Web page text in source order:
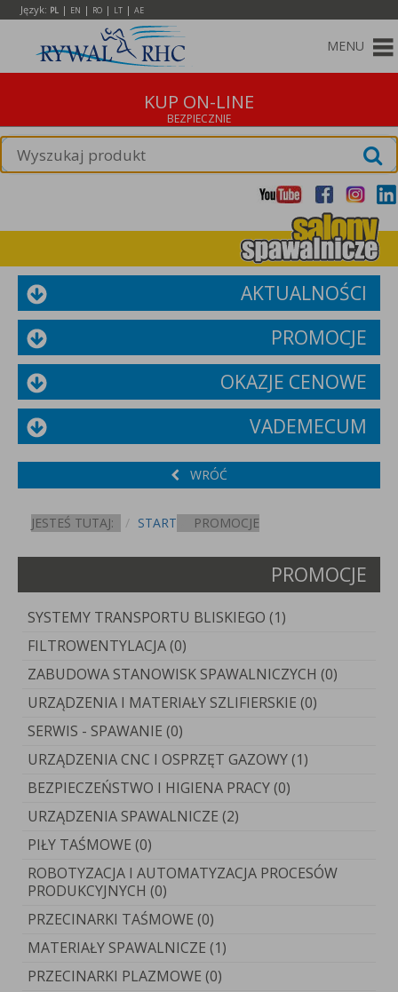
Język: PL | EN | RO | LT | AE
MENU
KUP ON-LINE
AKTUALNOŚCI
PROMOCJE
OKAZJE CENOWE
VADEMECUM
WRÓĆ
JESTEŚ TUTAJ: START PROMOCJE
PROMOCJE
SYSTEMY TRANSPORTU BLISKIEGO (1)
FILTROWENTYLACJA (0)
ZABUDOWA STANOWISK SPAWALNICZYCH (0)
URZĄDZENIA I MATERIAŁY SZLIFIERSKIE (0)
SERWIS - SPAWANIE (0)
URZĄDZENIA CNC I OSPRZĘT GAZOWY (1)
BEZPIECZEŃSTWO I HIGIENA PRACY (0)
URZĄDZENIA SPAWALNICZE (2)
PIŁY TAŚMOWE (0)
ROBOTYZACJA I AUTOMATYZACJA PROCESÓW
PRODUKCYJNYCH (0)
PRZECINARKI TAŚMOWE (0)
MATERIAŁY SPAWALNICZE (1)
PRZECINARKI PLAZMOWE (0)